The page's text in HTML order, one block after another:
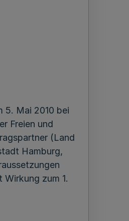
5. Mai 2010 bei
Freien und
(Land
Hamburg,
zum 1.